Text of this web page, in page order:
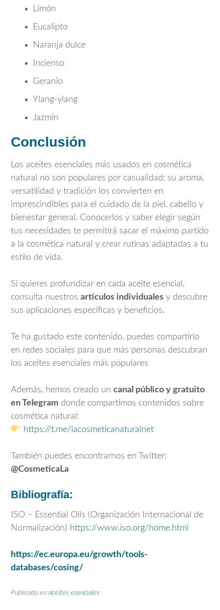
Limón
Eucalipto
Naranja dulce
Incienso
Geranio
Ylang-ylang
Jazmín
Conclusión
Los aceites esenciales más usados en cosmética
natural no son populares por casualidad: su aroma,
versatilidad y tradición los convierten en
imprescindibles para el cuidado de la piel, cabello y
bienestar general. Conocerlos y saber elegir según
tus necesidades te permitirá sacar el máximo partido
a la cosmética natural y crear rutinas adaptadas a tu
estilo de vida.
Si quieres profundizar en cada aceite esencial,
consulta nuestros artículos individuales y descubre
sus aplicaciones específicas y beneficios.
Te ha gustado este contenido, puedes compartirlo
en redes sociales para que más personas descubran
los aceites esenciales más populares
Además, hemos creado un canal público y gratuito
en Telegram donde compartimos contenidos sobre
cosmética natural:
https://t.me/lacosmeticanaturalnet
También puedes encontrarnos en Twitter:
@CosmeticaLa
Bibliografía:
ISO – Essential Oils (Organización Internacional de
Normalización) https://www.iso.org/home.html
https://ec.europa.eu/growth/tools-
databases/cosing/
Publicado en aceites esenciales